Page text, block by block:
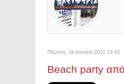
Πέμπτη, 16 Ιουνίου 2011 14:52
Beach party από